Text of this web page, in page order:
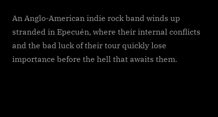
An Anglo-American indie rock band winds up
stranded in Epecuén, where their internal conflicts
and the bad luck of their tour quickly lose
importance before the hell that awaits them.